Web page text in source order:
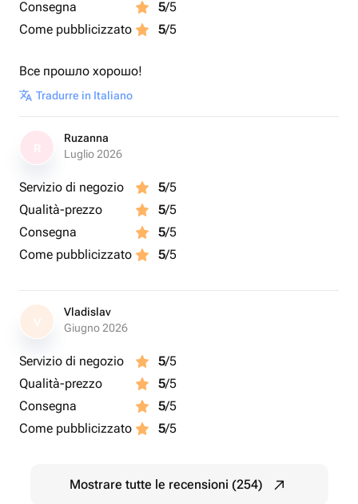
Consegna 5/5
Come pubblicizzato
5/5
Все прошло хорошо!
Tradurre in Italiano
Ruzanna
Luglio 2026
Servizio di negozio 5/5
Qualità-prezzo
5/5
Consegna
5/5
Come pubblicizzato
5/5
V
Vladislav
Giugno 2026
Servizio di negozio 5/5
Qualità-prezzo
5/5
Consegna
5/5
Come pubblicizzato
5/5
Mostrare tutte le recensioni (254)